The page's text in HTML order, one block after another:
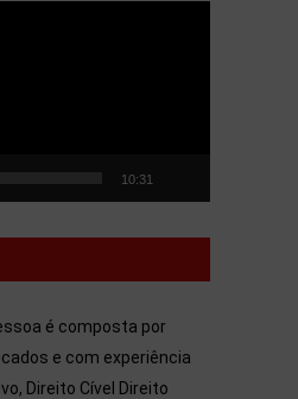
10:31
é composta por
e com experiência
Direito Cível Direito